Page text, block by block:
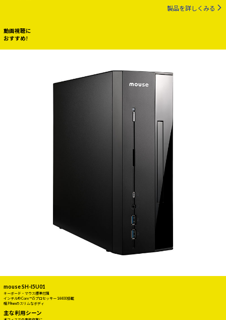
製品を詳しくみる
動画視聴に
おすすめ!
mouse SH-I5U01
キーボード・マウス標準付属
インテル® Core™ i5 プロセッサー 14400搭載
幅99mmのスリムなボディ
主な利用シーン